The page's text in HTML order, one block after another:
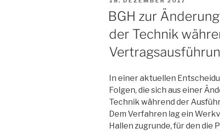
AM
BGH zur
der Technik
In einer aktuellen
Folgen, die sich aus einer
Technik während der
Dem Verfahren lag ein
Hallen zugrunde, für den die